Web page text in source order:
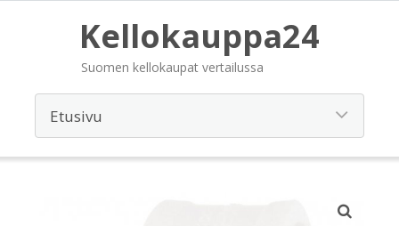
Kellokauppa24
Suomen kellokaupat vertailussa